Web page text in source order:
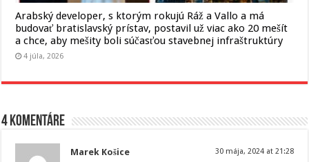
Arabský developer, s ktorým rokujú Ráž a Vallo a má
budovať bratislavský prístav, postavil už viac ako 20 mešít
a chce, aby mešity boli súčasťou stavebnej infraštruktúry
4 júla, 2026
4 komentáre
Marek Košice 30 mája, 2024 at 21:28